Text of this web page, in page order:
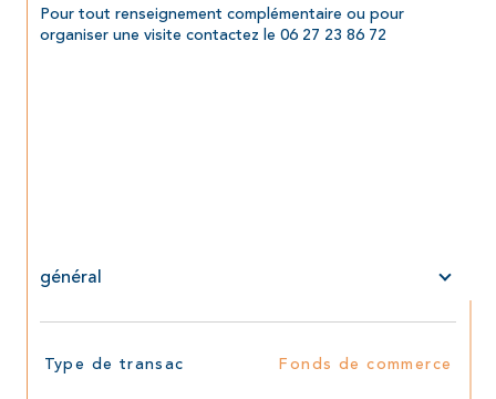
Pour tout renseignement complémentaire ou pour
organiser une visite contactez le 06 27 23 86 72
général
TRAD_SIROCCO_Caracteristique Valeurs
Type de transac Fonds de commerce